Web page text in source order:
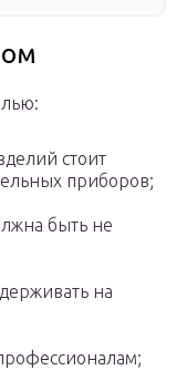
стоит
приборов;
быть не
на